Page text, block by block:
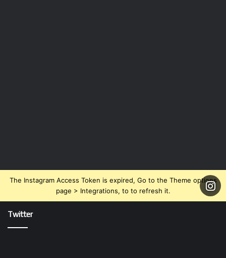
The Instagram Access Token is expired, Go to the Theme options
page > Integrations, to to refresh it.
Twitter